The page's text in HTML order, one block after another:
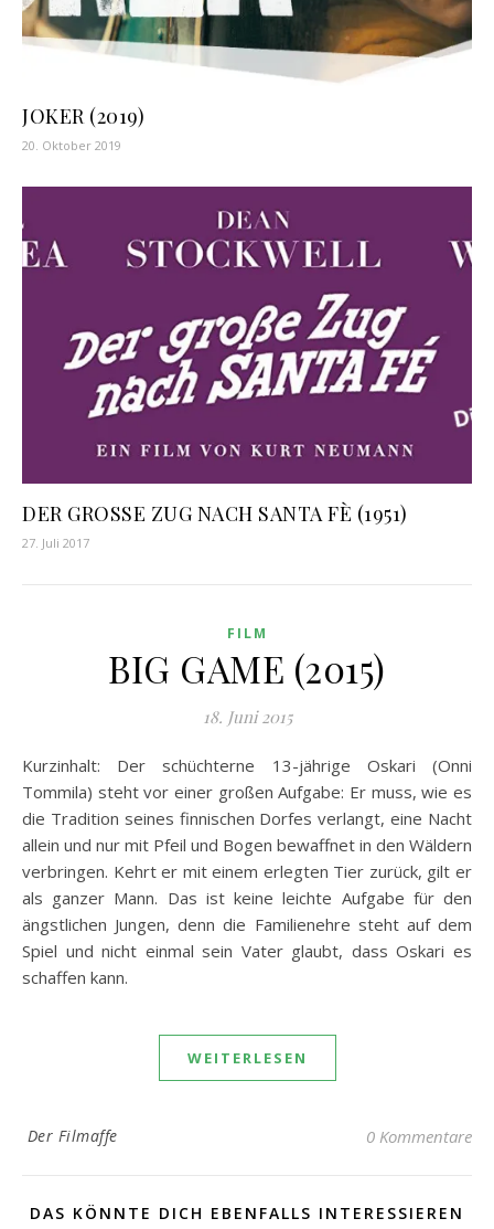
JOKER (2019)
20. Oktober 2019
DER GROSSE ZUG NACH SANTA FÈ (1951)
27. Juli 2017
FILM
BIG GAME (2015)
18. Juni 2015
Kurzinhalt: Der schüchterne 13-jährige Oskari (Onni
Tommila) steht vor einer großen Aufgabe: Er muss, wie es
die Tradition seines finnischen Dorfes verlangt, eine Nacht
allein und nur mit Pfeil und Bogen bewaffnet in den Wäldern
verbringen. Kehrt er mit einem erlegten Tier zurück, gilt er
als ganzer Mann. Das ist keine leichte Aufgabe für den
ängstlichen Jungen, denn die Familienehre steht auf dem
Spiel und nicht einmal sein Vater glaubt, dass Oskari es
schaffen kann.
WEITERLESEN
Der Filmaffe 0 Kommentare
DAS KÖNNTE DICH EBENFALLS INTERESSIEREN